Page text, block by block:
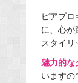
ピアプ
に、心が
スタイ
魅力的な
いますの